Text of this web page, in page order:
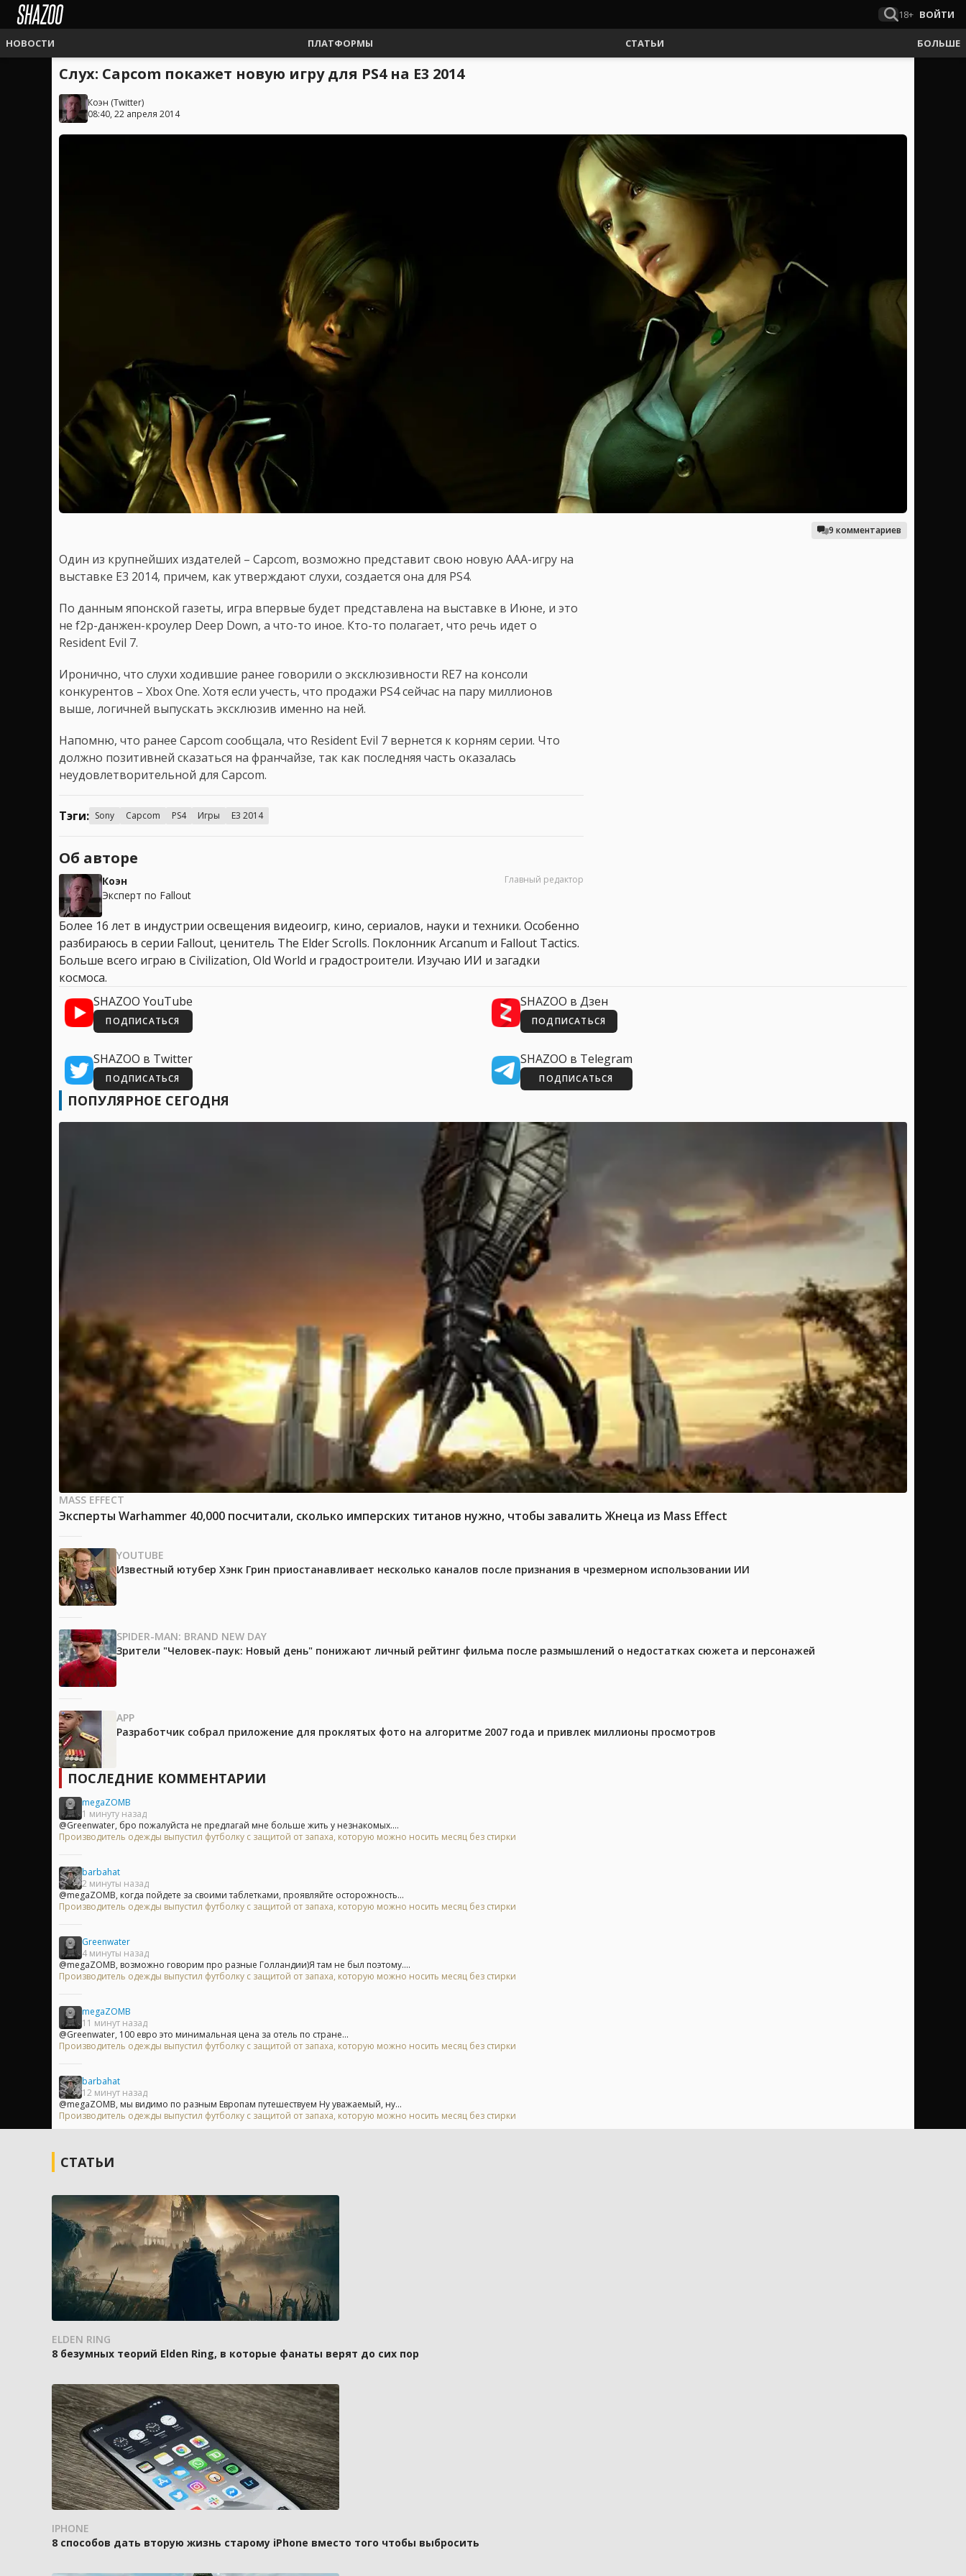
18+ ВОЙТИ
НОВОСТИ ПЛАТФОРМЫ СТАТЬИ БОЛЬШЕ
Слух: Capcom покажет новую игру для PS4 на E3 2014
Коэн (Twitter)
08:40, 22 апреля 2014
9 комментариев
Один из крупнейших издателей – Capcom, возможно представит свою новую AAA-игру на
выставке E3 2014, причем, как утверждают слухи, создается она для PS4.
По данным японской газеты, игра впервые будет представлена на выставке в Июне, и это
не f2p-данжен-кроулер Deep Down, а что-то иное. Кто-то полагает, что речь идет о
Resident Evil 7.
Иронично, что слухи ходившие ранее говорили о эксклюзивности RE7 на консоли
конкурентов – Xbox One. Хотя если учесть, что продажи PS4 сейчас на пару миллионов
выше, логичней выпускать эксклюзив именно на ней.
Напомню, что ранее Capcom сообщала, что Resident Evil 7 вернется к корням серии. Что
должно позитивней сказаться на франчайзе, так как последняя часть оказалась
неудовлетворительной для Capcom.
Тэги: Sony Capcom PS4 Игры E3 2014
Об авторе
Коэн
Эксперт по Fallout
Главный редактор
Более 16 лет в индустрии освещения видеоигр, кино, сериалов, науки и техники. Особенно
разбираюсь в серии Fallout, ценитель The Elder Scrolls. Поклонник Arcanum и Fallout Tactics.
Больше всего играю в Civilization, Old World и градостроители. Изучаю ИИ и загадки
космоса.
SHAZOO YouTube
ПОДПИСАТЬСЯ
SHAZOO в Дзен
ПОДПИСАТЬСЯ
SHAZOO в Twitter
ПОДПИСАТЬСЯ
SHAZOO в Telegram
ПОДПИСАТЬСЯ
ПОПУЛЯРНОЕ СЕГОДНЯ
MASS EFFECT
Эксперты Warhammer 40,000 посчитали, сколько имперских титанов нужно, чтобы завалить Жнеца из Mass Effect
YOUTUBE
Известный ютубер Хэнк Грин приостанавливает несколько каналов после признания в чрезмерном использовании ИИ
SPIDER-MAN: BRAND NEW DAY
Зрители "Человек-паук: Новый день" понижают личный рейтинг фильма после размышлений о недостатках сюжета и персонажей
APP
Разработчик собрал приложение для проклятых фото на алгоритме 2007 года и привлек миллионы просмотров
ПОСЛЕДНИЕ КОММЕНТАРИИ
megaZOMB
1 минуту назад
@Greenwater, бро пожалуйста не предлагай мне больше жить у незнакомых....
Производитель одежды выпустил футболку с защитой от запаха, которую можно носить месяц без стирки
barbahat
2 минуты назад
@megaZOMB, когда пойдете за своими таблетками, проявляйте осторожность...
Производитель одежды выпустил футболку с защитой от запаха, которую можно носить месяц без стирки
Greenwater
4 минуты назад
@megaZOMB, возможно говорим про разные Голландии)Я там не был поэтому....
Производитель одежды выпустил футболку с защитой от запаха, которую можно носить месяц без стирки
megaZOMB
11 минут назад
@Greenwater, 100 евро это минимальная цена за отель по стране...
Производитель одежды выпустил футболку с защитой от запаха, которую можно носить месяц без стирки
barbahat
12 минут назад
@megaZOMB, мы видимо по разным Европам путешествуем Ну уважаемый, ну...
Производитель одежды выпустил футболку с защитой от запаха, которую можно носить месяц без стирки
СТАТЬИ
ELDEN RING
8 безумных теорий Elden Ring, в которые фанаты верят до сих пор
IPHONE
8 способов дать вторую жизнь старому iPhone вместо того чтобы выбросить